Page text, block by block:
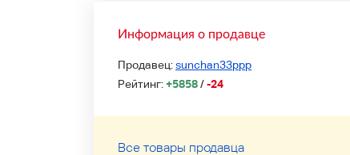
Информация о продавце
Продавец:sunchan33ppp
Рейтинг:+5858/-24
Все товары продавца